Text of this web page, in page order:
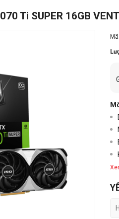
Ti SUPER 16GB